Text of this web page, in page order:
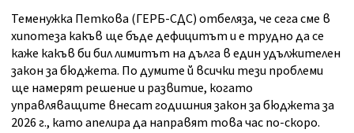
Теменужка Петкова (ГЕРБ-СДС) отбеляза, че сега сме в
хипотеза какъв ще бъде дефицитът и е трудно да се
каже какъв би бил лимитът на дълга в един удължителен
закон за бюджета. По думите й всички тези проблеми
ще намерят решение и развитие, когато
управляващите внесат годишния закон за бюджета за
2026 г., като апелира да направят това час по-скоро.